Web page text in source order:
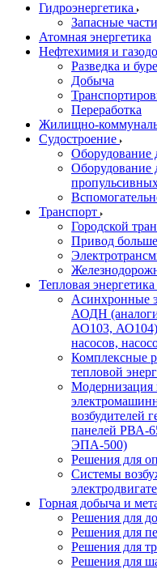
Гидроэнергетика
Запасные
Атомная энергетика
Нефтехимия и
Разведка и
Добыча
Переработка
Жилищно-
Судостроение
Оборудование
Оборудование
Транспорт
Городской
Привод
Тепловая энергетика
Асинхронные
АОДН
АО103, АО104)
насосов,
Комплексные
тепловой
Модернизация
возбудителей
панелей
ЭПА-500)
Решения для
Системы
Горная добыча и
Решения для
Решения для
Решения для
Решения для